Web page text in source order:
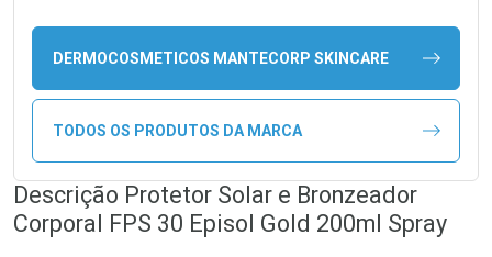
DERMOCOSMETICOS MANTECORP SKINCARE
TODOS OS PRODUTOS DA MARCA
Descrição Protetor Solar e Bronzeador
Corporal FPS 30 Episol Gold 200ml Spray